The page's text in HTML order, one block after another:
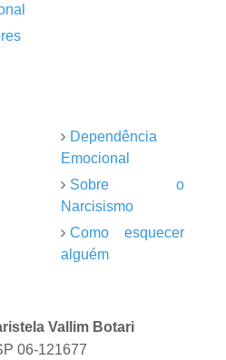
Dependência
Emocional
Sobre o
Narcisismo
Como esquecer
alguém
Vallim Botari
06-121677